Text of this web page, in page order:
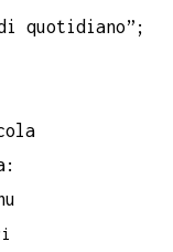
quotidiano”;